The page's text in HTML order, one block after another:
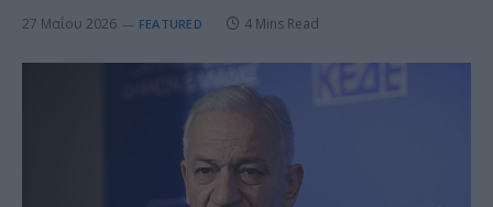
27 Μαΐου 2026 FEATURED 4 Mins Read